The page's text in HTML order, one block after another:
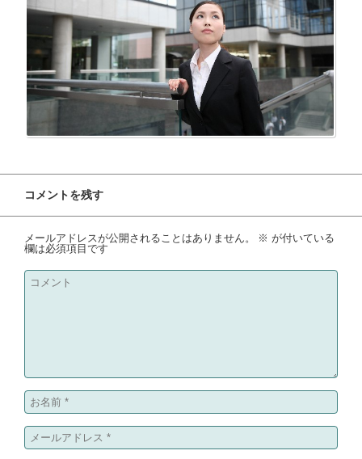
コメントを残す
メールアドレスが公開されることはありません。 ※ が付いている
欄は必須項目です